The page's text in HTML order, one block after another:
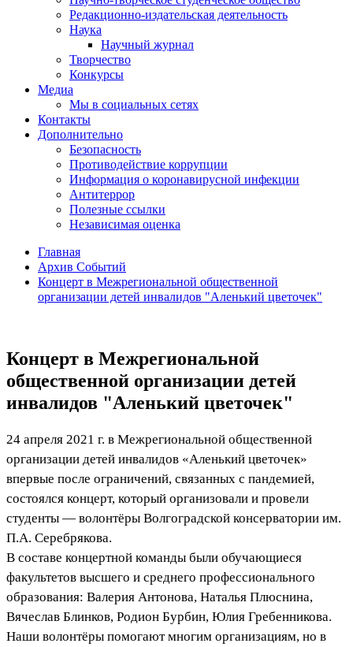
Редакционно-издательская деятельность
Наука
Научный журнал
Творчество
Конкурсы
Медиа
Мы в социальных сетях
Контакты
Дополнительно
Безопасность
Противодействие коррупции
Информация о коронавирусной инфекции
Антитеррор
Полезные ссылки
Независимая оценка
Главная
Архив Событий
Концерт в Межрегиональной общественной
организации детей инвалидов "Аленький цветочек"
Концерт в Межрегиональной
общественной организации детей
инвалидов "Аленький цветочек"
24 апреля 2021 г. в Межрегиональной общественной
организации детей инвалидов «Аленький цветочек»
впервые после ограничений, связанных с пандемией,
состоялся концерт, который организовали и провели
студенты — волонтёры Волгоградской консерватории им.
П.А. Серебрякова.
В составе концертной команды были обучающиеся
факультетов высшего и среднего профессионального
образования: Валерия Антонова, Наталья Плюснина,
Вячеслав Блинков, Родион Бурбин, Юлия Гребенникова.
Наши волонтёры помогают многим организациям, но в